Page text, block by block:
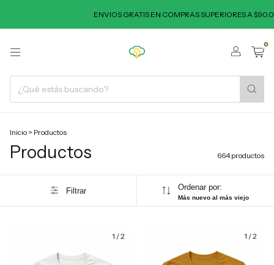
ENVIOS GRATIS EN COMPRAS SUPERIORES A $90.000 - 3 Y 6
0
Inicio > Productos
Productos 664 productos
Filtrar Ordenar por:
Más nuevo al más viejo
1 /2 1 /2